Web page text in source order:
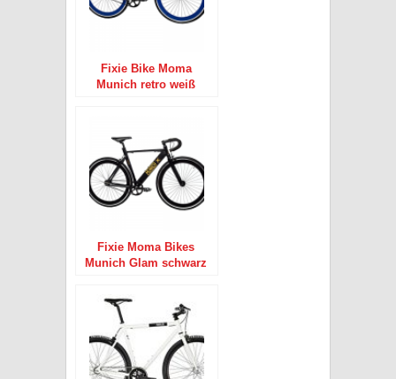
Fixie Bike Moma
Munich retro weiß
Fixie Moma Bikes
Munich Glam schwarz